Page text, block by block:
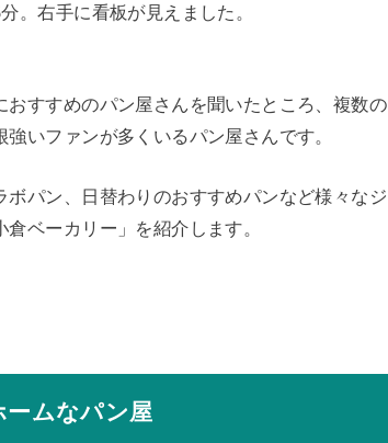
。右手に看板が見えました。
すすめのパン屋さんを聞いたところ、複数の
いファンが多くいるパン屋さんです。
パン、日替わりのおすすめパンなど様々なジ
ベーカリー」を紹介します。
ムなパン屋